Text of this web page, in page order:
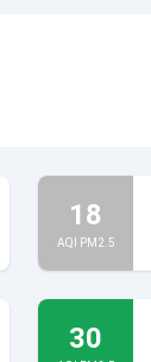
18
AQI PM2.5
30